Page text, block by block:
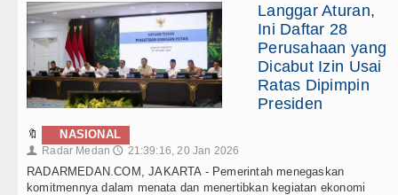
Langgar Aturan,
Ini Daftar 28
Perusahaan yang
Dicabut Izin Usai
Ratas Dipimpin
Presiden
🔖 NASIONAL
👤 Radar Medan 🕔 21:39:16, 20 Jan 2026
RADARMEDAN.COM, JAKARTA - Pemerintah menegaskan
komitmennya dalam menata dan menertibkan kegiatan ekonomi